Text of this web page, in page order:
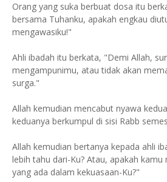
Orang yang suka berbuat dosa itu
bersama Tuhanku, apakah engkau
mengawasiku!"
Ahli ibadah itu berkata, "Demi Allah,
mengampunimu, atau tidak akan
surga."
Allah kemudian mencabut nyawa
keduanya berkumpul di sisi Rabb
Allah kemudian bertanya kepada ahli
lebih tahu dari-Ku? Atau, apakah
yang ada dalam kekuasaan-Ku?"